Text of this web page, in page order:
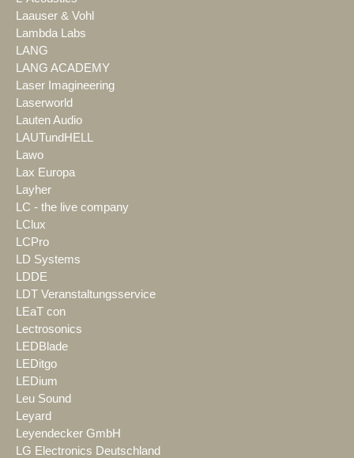
Laauser & Vohl
Lambda Labs
LANG
LANG ACADEMY
Laser Imagineering
Laserworld
Lauten Audio
LAUTundHELL
Lawo
Lax Europa
Layher
LC - the live company
LClux
LCPro
LD Systems
LDDE
LDT Veranstaltungsservice
LEaT con
Lectrosonics
LEDBlade
LEDitgo
LEDium
Leu Sound
Leyard
Leyendecker GmbH
LG Electronics Deutschland